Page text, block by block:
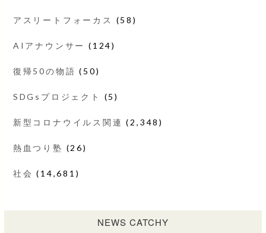
アスリートフォーカス (58)
AIアナウンサー (124)
復帰50の物語 (50)
SDGsプロジェクト (5)
新型コロナウイルス関連 (2,348)
熱血つり塾 (26)
社会 (14,681)
NEWS CATCHY